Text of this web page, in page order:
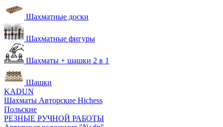
Шахматные доски
Шахматные фигуры
Шахматы + шашки 2 в 1
Шашки
KADUN
Шахматы Авторские Hichess
Польские
РЕЗНЫЕ РУЧНОЙ РАБОТЫ